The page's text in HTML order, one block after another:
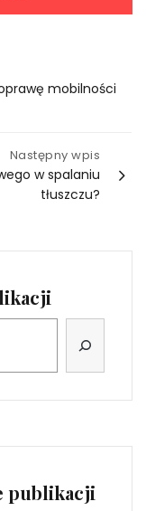
mobilności
Następny wpis
w spalaniu
tłuszczu?
publikacji